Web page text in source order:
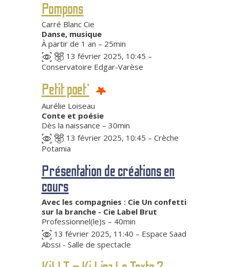
Pompons
Carré Blanc Cie
Danse, musique
À partir de 1 an – 25min
13 février 2025, 10:45 –
Conservatoire Edgar-Varèse
Petit poet’
Aurélie Loiseau
Conte et poésie
Dès la naissance – 30min
13 février 2025, 10:45 – Crèche
Potamia
Présentation de créations en
cours
Avec les compagnies : Cie Un confetti
sur la branche - Cie Label Brut
Professionnel(le)s – 40min
13 février 2025, 11:40 – Espace Saad
Abssi - Salle de spectacle